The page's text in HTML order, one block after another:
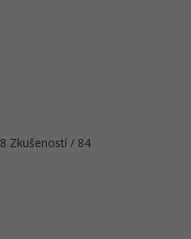
8 Zkušeností / 84